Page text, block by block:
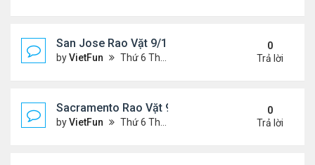
San Jose Rao Vặt 9/10/21- 9/17/21
byVietFun Thứ 6 Tháng 9 10, 2021 1:44 pm
0
Trả lời
Sacramento Rao Vặt 9/10/21- 9/17/21
byVietFun Thứ 6 Tháng 9 10, 2021 1:39 pm
0
Trả lời